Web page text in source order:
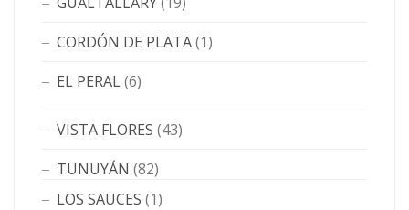
CORDÓN DE PLATA(1)
EL PERAL(6)
VISTA FLORES (43)
TUNUYÁN (82)
LOS SAUCES (1)